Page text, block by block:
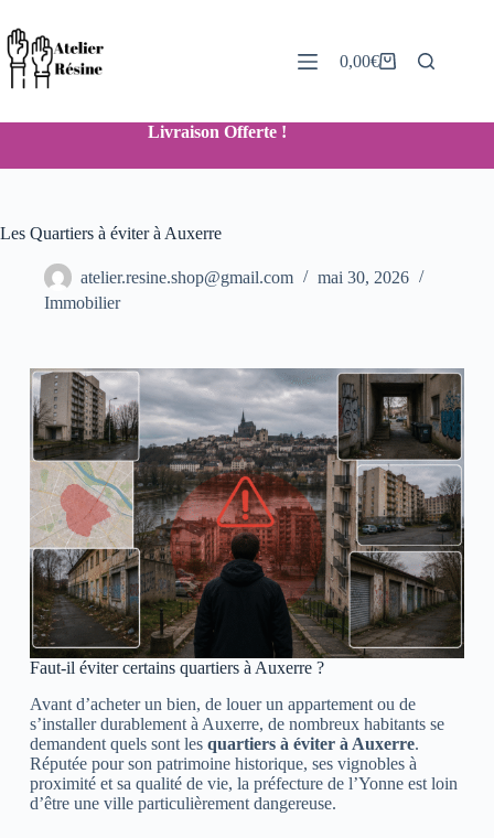
0,00€
Livraison Offerte !
Les Quartiers à éviter à Auxerre
atelier.resine.shop@gmail.com
mai 30, 2026
Immobilier
Faut-il éviter certains quartiers à Auxerre?
Avant d’acheter un bien, de louer un appartement ou de
s’installer durablement à Auxerre, de nombreux habitants se
demandent quels sont les quartiers à éviter à Auxerre.
Réputée pour son patrimoine historique, ses vignobles à
proximité et sa qualité de vie, la préfecture de l’Yonne est loin
d’être une ville particulièrement dangereuse.